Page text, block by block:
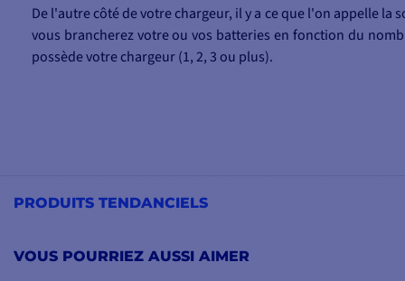
De l'autre côté de votre chargeur, il y a ce que l'on appelle la
vous brancherez votre ou vos batteries en fonction du
possède votre chargeur (1, 2, 3 ou plus).
PRODUITS TENDANCIELS
VOUS POURRIEZ AUSSI AIMER